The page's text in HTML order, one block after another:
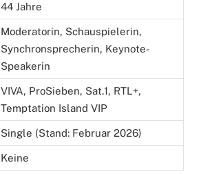
44 Jahre
Moderatorin, Schauspielerin,
Synchronsprecherin, Keynote-
Speakerin
VIVA, ProSieben, Sat.1, RTL+,
Temptation Island VIP
Single (Stand: Februar 2026)
Keine